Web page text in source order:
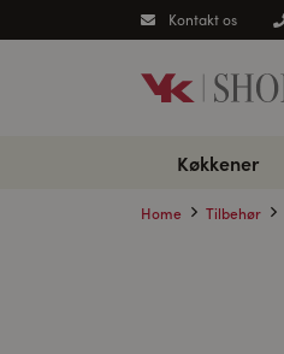
Kontakt os
Køkkener
Home Tilbehør